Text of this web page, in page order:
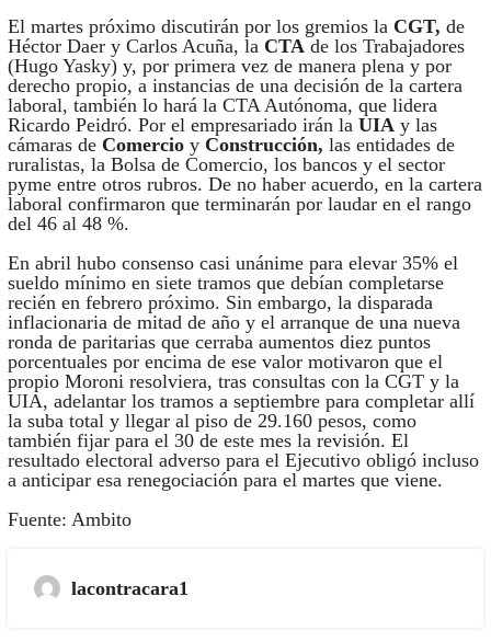
El martes próximo discutirán por los gremios la CGT, de
Héctor Daer y Carlos Acuña, la CTAde los Trabajadores
(Hugo Yasky) y, por primera vez de manera plena y por
derecho propio, a instancias de una decisión de la cartera
laboral, también lo hará la CTA Autónoma, que lidera
Ricardo Peidró. Por el empresariado irán la UIAy las
cámaras de Comercioy Construcción, las entidades de
ruralistas, la Bolsa de Comercio, los bancos y el sector
pyme entre otros rubros. De no haber acuerdo, en la cartera
laboral confirmaron que terminarán por laudar en el rango
del 46 al 48 %.
En abril hubo consenso casi unánime para elevar 35% el
sueldo mínimo en siete tramos que debían completarse
recién en febrero próximo. Sin embargo, la disparada
inflacionaria de mitad de año y el arranque de una nueva
ronda de paritarias que cerraba aumentos diez puntos
porcentuales por encima de ese valor motivaron que el
propio Moroni resolviera, tras consultas con la CGT y la
UIA, adelantar los tramos a septiembre para completar allí
la suba total y llegar al piso de 29.160 pesos, como
también fijar para el 30 de este mes la revisión. El
resultado electoral adverso para el Ejecutivo obligó incluso
a anticipar esa renegociación para el martes que viene.
Fuente: Ambito
lacontracara1